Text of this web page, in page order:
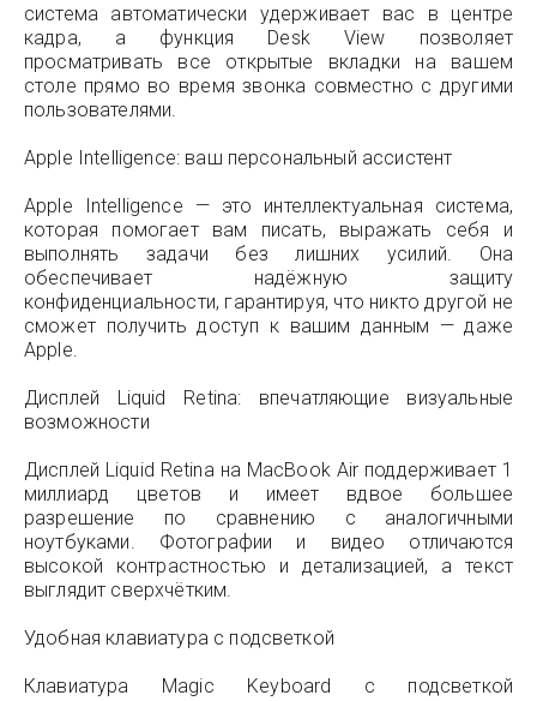
система автоматически удерживает вас в центре
кадра, а функция Desk View позволяет
просматривать все открытые вкладки на вашем
столе прямо во время звонка совместно с другими
пользователями.
Apple Intelligence: ваш персональный ассистент
Apple Intelligence — это интеллектуальная система,
которая помогает вам писать, выражать себя и
выполнять задачи без лишних усилий. Она
обеспечивает надёжную защиту
конфиденциальности, гарантируя, что никто другой не
сможет получить доступ к вашим данным — даже
Apple.
Дисплей Liquid Retina: впечатляющие визуальные
возможности
Дисплей Liquid Retina на MacBook Air поддерживает 1
миллиард цветов и имеет вдвое большее
разрешение по сравнению с аналогичными
ноутбуками. Фотографии и видео отличаются
высокой контрастностью и детализацией, а текст
выглядит сверхчётким.
Удобная клавиатура с подсветкой
Клавиатура Magic Keyboard с подсветкой